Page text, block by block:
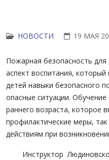
НОВОСТИ 19 МАЯ
Пожарная безопасность
аспект воспитания,
детей навыки безопасного
опасные ситуации.
раннего возраста, которое
профилактические меры,
действиям при
Инструктор